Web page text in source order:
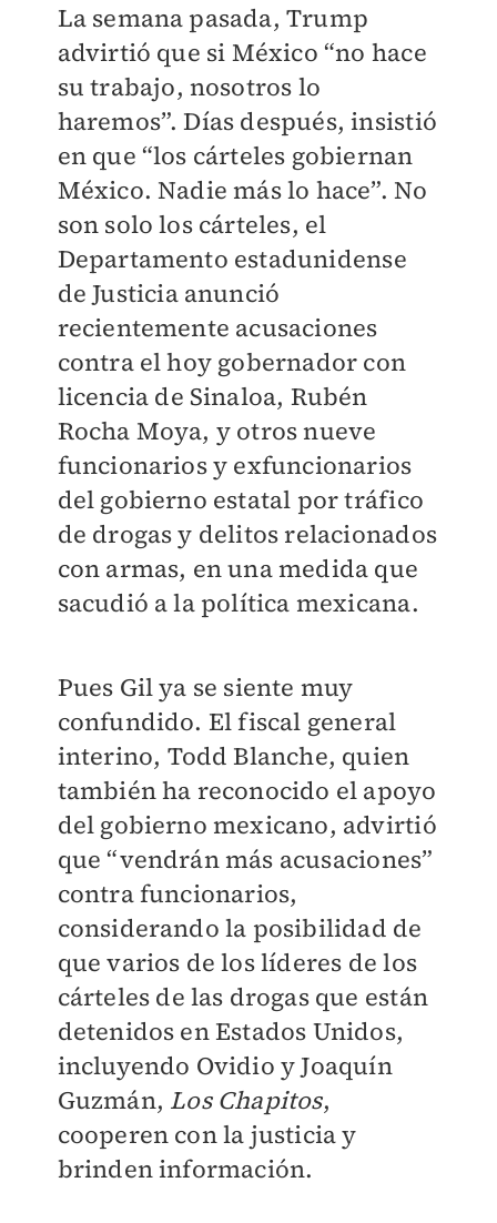
La semana pasada, Trump
advirtió que si México “no hace
su trabajo, nosotros lo
haremos”. Días después, insistió
en que “los cárteles gobiernan
México. Nadie más lo hace”. No
son solo los cárteles, el
Departamento estadunidense
de Justicia anunció
recientemente acusaciones
contra el hoy gobernador con
licencia de Sinaloa, Rubén
Rocha Moya, y otros nueve
funcionarios y exfuncionarios
del gobierno estatal por tráfico
de drogas y delitos relacionados
con armas, en una medida que
sacudió a la política mexicana.
Pues Gil ya se siente muy
confundido. El fiscal general
interino, Todd Blanche, quien
también ha reconocido el apoyo
del gobierno mexicano, advirtió
que “vendrán más acusaciones”
contra funcionarios,
considerando la posibilidad de
que varios de los líderes de los
cárteles de las drogas que están
detenidos en Estados Unidos,
incluyendo Ovidio y Joaquín
Guzmán, Los Chapitos,
cooperen con la justicia y
brinden información.